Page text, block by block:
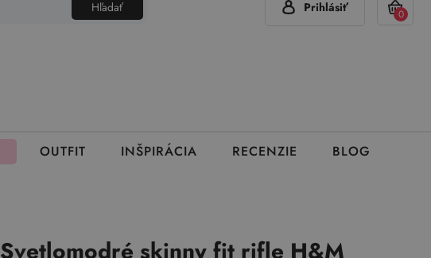
+420 777 319 477 (Pon - Pia 7:00 - 15:00) info@brumla.sk
Hľadať Prihlásiť 0
OUTFIT INŠPIRÁCIA RECENZIE BLOG
Svetlomodré skinny fit rifle H&M